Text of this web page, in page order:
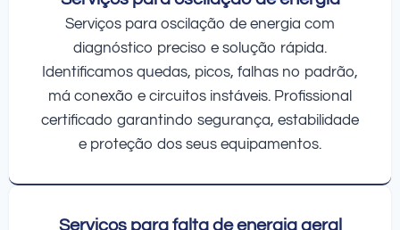
Serviços para oscilação de energia com
diagnóstico preciso e solução rápida.
Identificamos quedas, picos, falhas no padrão,
má conexão e circuitos instáveis. Profissional
certificado garantindo segurança, estabilidade
e proteção dos seus equipamentos.
Serviços para falta de energia geral